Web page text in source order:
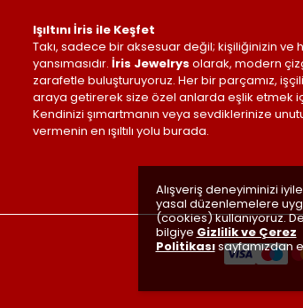
Alışveriş deneyiminizi
yasal düzenlemelere
(cookies) kullanıyoruz.
bilgiye Gizlilik ve Çerez
Politikasısayfamızdan
Işıltını İris ile Keşfet
Takı, sadece bir aksesuar değil; kişiliğinizin ve
yansımasıdır. İris Jewelrys olarak, modern
zarafetle buluşturuyoruz. Her bir parçamız,
araya getirerek size özel anlarda eşlik etmek
Kendinizi şımartmanın veya sevdiklerinize
vermenin en ışıltılı yolu burada.